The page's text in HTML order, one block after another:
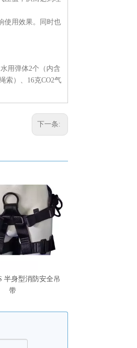
使用效果。同时也
用弹体2个（内含
索）、16克CO2气
下一条:
半身型消防安全吊
带